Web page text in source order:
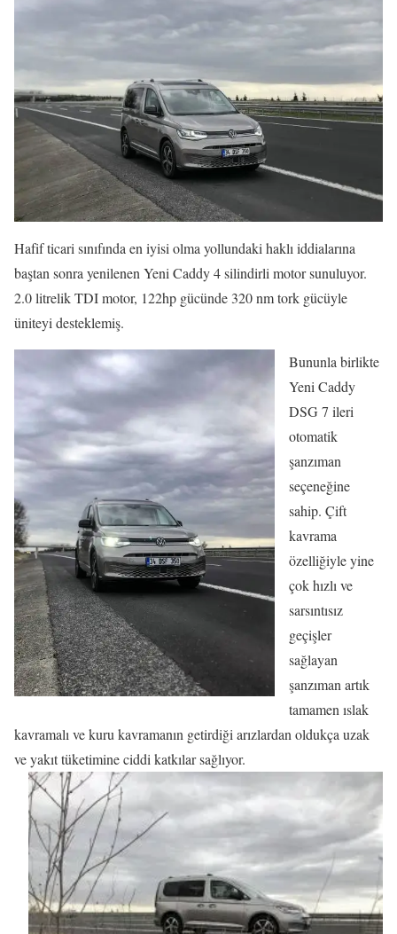
Hafif ticari sınıfında en iyisi olma yollundaki haklı iddialarına
baştan sonra yenilenen Yeni Caddy 4 silindirli motor sunuluyor.
2.0 litrelik TDI motor, 122hp gücünde 320 nm tork gücüyle
üniteyi desteklemiş.
Bununla birlikte
Yeni Caddy
DSG 7 ileri
otomatik
şanzıman
seçeneğine
sahip. Çift
kavrama
özelliğiyle yine
çok hızlı ve
sarsıntısız
geçişler
sağlayan
şanzıman artık
tamamen ıslak
kavramalı ve kuru kavramanın getirdiği arızlardan oldukça uzak
ve yakıt tüketimine ciddi katkılar sağlıyor.